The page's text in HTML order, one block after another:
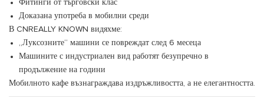
Фитинги от търговски клас
Доказана употреба в мобилни среди
В CNREALLY KNOWN видяхме:
„Луксозните“ машини се повреждат след 6 месеца
Машините с индустриален вид работят безупречно в
продължение на години
Мобилното кафе възнаграждава издръжливостта, а не елегантността.